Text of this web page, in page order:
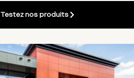
Testez nos produits